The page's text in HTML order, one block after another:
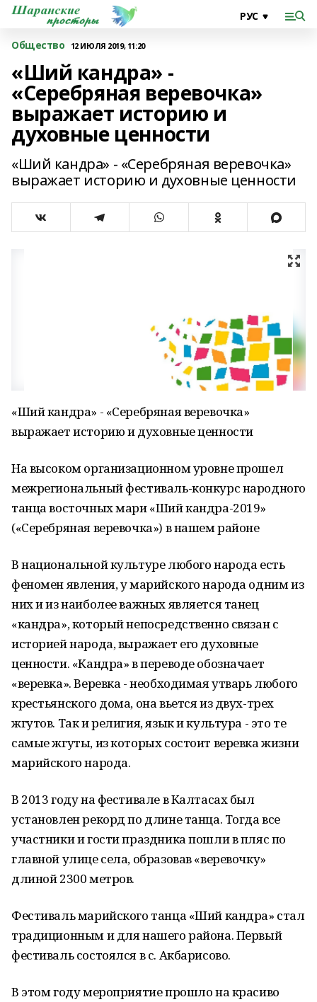
Общество 12 ИЮЛЯ 2019, 11:20
«Ший кандра» -
«Серебряная веревочка»
выражает историю и
духовные ценности
«Ший кандра» - «Серебряная веревочка»
выражает историю и духовные ценности
«Ший кандра» - «Серебряная веревочка»
выражает историю и духовные ценности
На высоком организационном уровне прошел
межрегиональный фестиваль-конкурс народного
танца восточных мари «Ший кандра-2019»
(«Серебряная веревочка») в нашем районе
В национальной культуре любого народа есть
феномен явления, у марийского народа одним из
них и из наиболее важных является танец
«кандра», который непосредственно связан с
историей народа, выражает его духовные
ценности. «Кандра» в переводе обозначает
«веревка». Веревка - необходимая утварь любого
крестьянского дома, она вьется из двух-трех
жгутов. Так и религия, язык и культура - это те
самые жгуты, из которых состоит веревка жизни
марийского народа.
В 2013 году на фестивале в Калтасах был
установлен рекорд по длине танца. Тогда все
участники и гости праздника пошли в пляс по
главной улице села, образовав «веревочку»
длиной 2300 метров.
Фестиваль марийского танца «Ший кандра» стал
традиционным и для нашего района. Первый
фестиваль состоялся в с. Акбарисово.
В этом году мероприятие прошло на красиво